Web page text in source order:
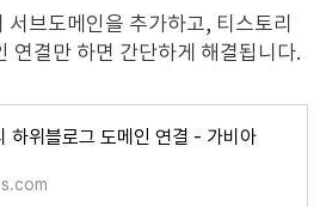
서브도메인을 추가하고, 티스토리
연결만 하면 간단하게 해결됩니다.
하위블로그 도메인 연결 - 가비아